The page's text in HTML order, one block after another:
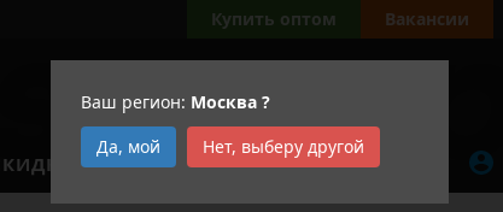
Ваш регион: Москва ?
Да, мой
Нет, выберу другой
Купить оптом Вакансии
АКЦИИ